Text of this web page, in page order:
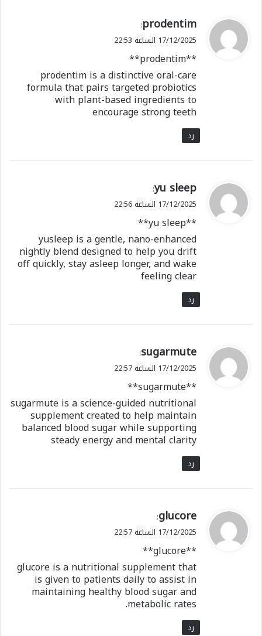
ي
ق
ل
prodentim
:
17/12/2025 الساعة 22:53
**prodentim**
prodentim is a distinctive oral-care
formula that pairs targeted probiotics
with plant-based ingredients to
encourage strong teeth
رد
ي
ق
ل
yu sleep
:
17/12/2025 الساعة 22:56
**yu sleep**
yusleep is a gentle, nano-enhanced
nightly blend designed to help you drift
off quickly, stay asleep longer, and wake
feeling clear
رد
ي
ق
ل
sugarmute
:
17/12/2025 الساعة 22:57
**sugarmute**
sugarmute is a science-guided nutritional
supplement created to help maintain
balanced blood sugar while supporting
steady energy and mental clarity
رد
ي
ق
ل
glucore
:
17/12/2025 الساعة 22:57
**glucore**
glucore is a nutritional supplement that
is given to patients daily to assist in
maintaining healthy blood sugar and
metabolic rates.
رد